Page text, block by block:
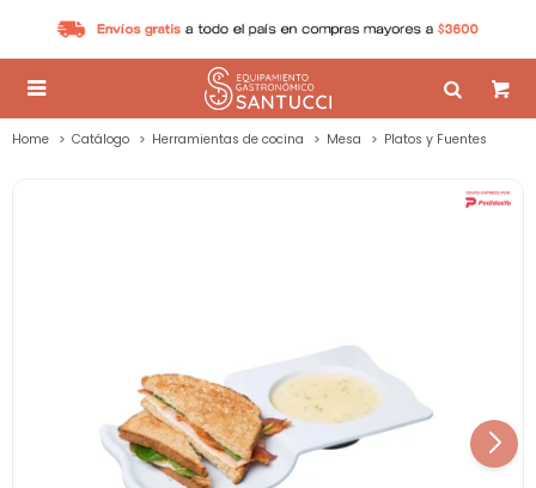

Home Catálogo Herramientas de cocina Mesa Platos y Fuentes